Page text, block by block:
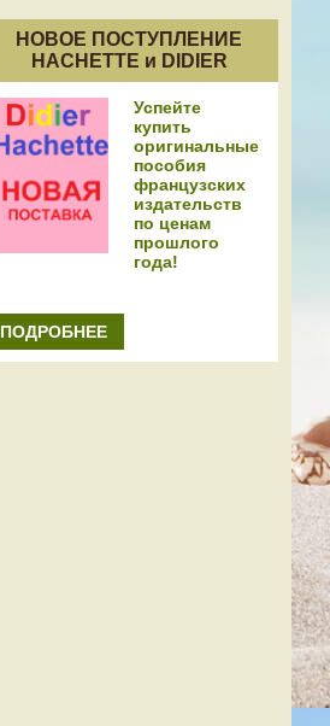
НОВОЕ ПОСТУПЛЕНИЕ
HACHETTE и DIDIER
Успейте
купить
оригинальные
пособия
французских
издательств
по ценам
прошлого
года!
ПОДРОБНЕЕ